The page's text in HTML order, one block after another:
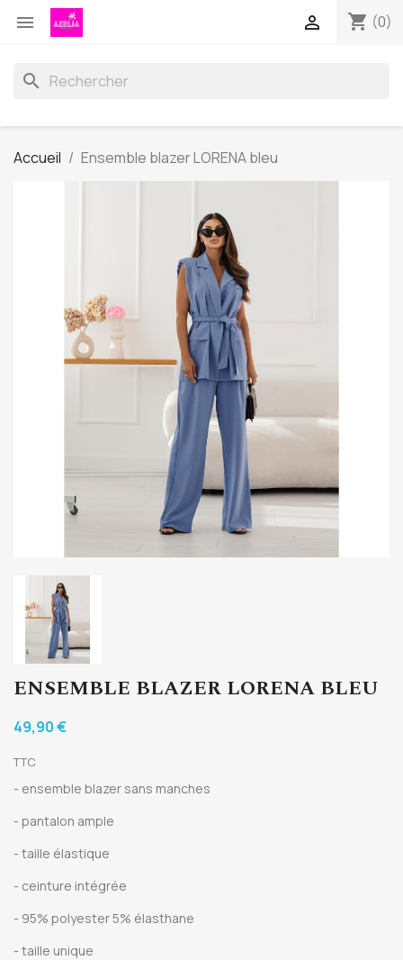
 shopping_cart (0)

search
Accueil Ensemble blazer LORENA bleu
ENSEMBLE BLAZER LORENA BLEU
49,90 €
TTC
- ensemble blazer sans manches
- pantalon ample
- taille élastique
- ceinture intégrée
- 95% polyester 5% élasthane
- taille unique